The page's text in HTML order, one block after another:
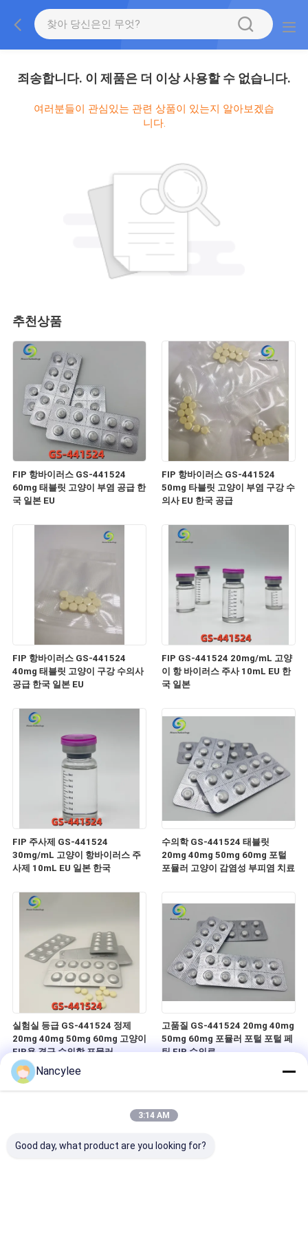
죄송합니다. 이 제품은 더 이상 사용할 수 없습니다.
여러분들이 관심있는 관련 상품이 있는지 알아보겠습
니다.
추천상품
FIP 항바이러스 GS-441524
60mg 태블릿 고양이 부염 공급 한
국 일본 EU
FIP 항바이러스 GS-441524
50mg 타블릿 고양이 부염 구강 수
의사 EU 한국 공급
FIP 항바이러스 GS-441524
40mg 태블릿 고양이 구강 수의사
공급 한국 일본 EU
FIP GS-441524 20mg/mL 고양
이 항 바이러스 주사 10mL EU 한
국 일본
FIP 주사제 GS-441524
30mg/mL 고양이 항바이러스 주
사제 10mL EU 일본 한국
수의학 GS-441524 태블릿
20mg 40mg 50mg 60mg 포털
포뮬러 고양이 감염성 부피염 치료
실험실 등급 GS-441524 정제
20mg 40mg 50mg 60mg 고양이
FIP용 경구 수의학 포뮬러
고품질 GS-441524 20mg 40mg
50mg 60mg 포뮬러 포털 포털 페
틴 FIP 수의료
Nancylee
3:14 AM
Good day, what product are you looking for?